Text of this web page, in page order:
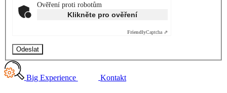
Ověření proti robotům
Klikněte pro ověření
FriendlyCaptcha ⇗
Odeslat
Big Experience Kontakt